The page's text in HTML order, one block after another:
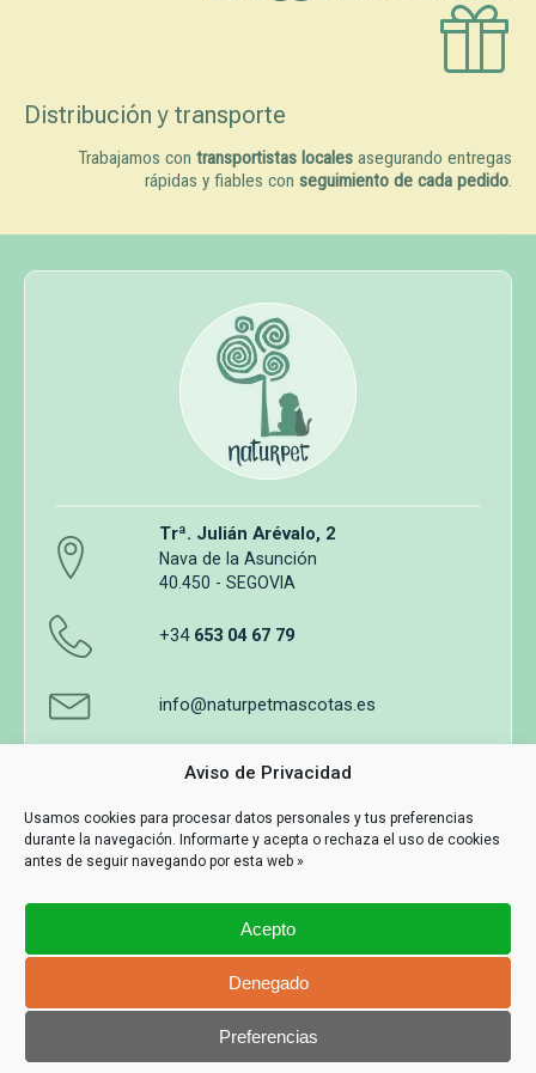
Aviso de Privacidad
Usamos cookies para procesar datos personales y tus preferencias
durante la navegación. Informarte y acepta o rechaza el uso de cookies
antes de seguir navegando por esta web »
Acepto
Denegado
Preferencias
Distribución y transporte
Trabajamos con transportistas locales asegurando entregas
rápidas y fiables con seguimiento de cada pedido.
Trª. Julián Arévalo, 2
Nava de la Asunción
40.450 - SEGOVIA
+34 653 04 67 79
info@naturpetmascotas.es
Con Tecnología MASWEB
Aviso legal Política de privacidad
Términos y Condiciones de Compra
Información y contacto